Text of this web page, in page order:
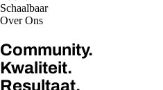
Schaalbaar
Over Ons
Community.
Kwaliteit.
Resultaat.